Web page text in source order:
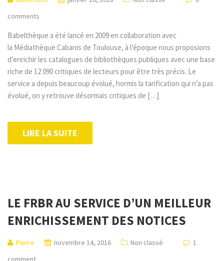
comments
Babelthèque a été lancé en 2009 en collaboration avec
la Médiathèque Cabanis de Toulouse, à l’époque nous proposions
d’enrichir les catalogues de bibliothèques publiques avec une base
riche de 12 090 critiques de lecteurs pour être très précis. Le
service a depuis beaucoup évolué, hormis la tarification qui n’a pas
évolué, on y retrouve désormais critiques de […]
LIRE LA SUITE
LE FRBR AU SERVICE D’UN MEILLEUR
ENRICHISSEMENT DES NOTICES
Pierre novembre 14, 2016 Non classé
1
comment